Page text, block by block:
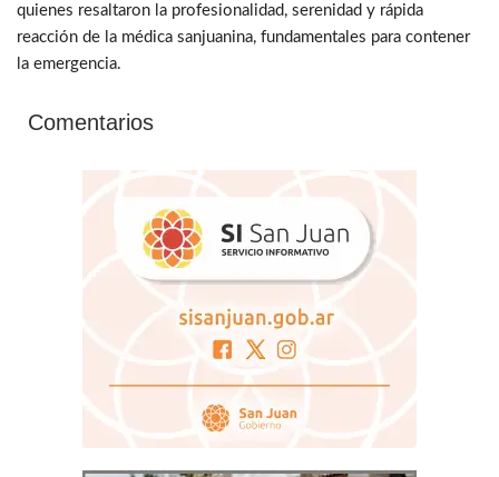
quienes resaltaron la profesionalidad, serenidad y rápida
reacción de la médica sanjuanina, fundamentales para contener
la emergencia.
Comentarios